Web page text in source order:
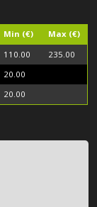
Min (€)
Max (€)
110.00
235.00
20.00
20.00